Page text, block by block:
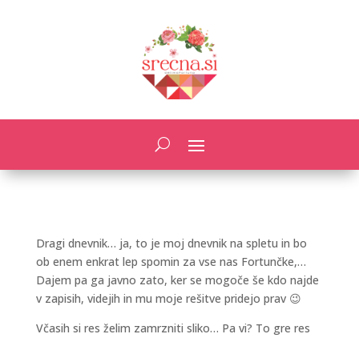
Dragi dnevnik… ja, to je moj dnevnik na spletu in bo
ob enem enkrat lep spomin za vse nas Fortunčke,…
Dajem pa ga javno zato, ker se mogoče še kdo najde
v zapisih, videjih in mu moje rešitve pridejo prav 😉
Včasih si res želim zamrzniti sliko… Pa vi? To gre res